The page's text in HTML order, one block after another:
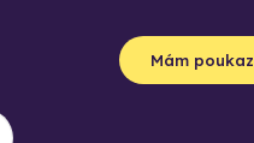
Mám